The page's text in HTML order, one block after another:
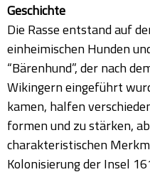
Geschichte
Die Rasse entstand auf
einheimischen Hunden
“Bärenhund”, der nach
Wikingern eingeführt
kamen, halfen
formen und zu stärken,
charakteristischen
Kolonisierung der Insel